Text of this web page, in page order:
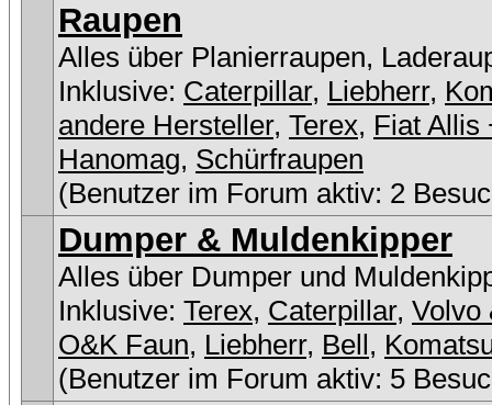
Raupen
Alles über Planierraupen,
Inklusive: Caterpillar, Liebherr,
andere Hersteller, Terex, Fiat Allis
Hanomag, Schürfraupen
(Benutzer im Forum aktiv: 2
Dumper & Muldenkipper
Alles über Dumper und
Inklusive: Terex, Caterpillar, Volvo
O&K Faun, Liebherr, Bell,
(Benutzer im Forum aktiv: 5